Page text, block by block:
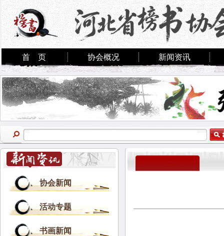
首 页 协会概况 新闻资讯
协会新闻
活动专题
书画新闻